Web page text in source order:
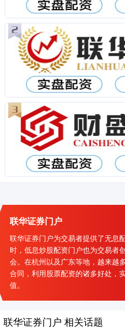
联华证券门户
联华证券门户为交易者提供了无息
时，低息炒股配资门户也为交易者
会。在杭州以及广东等地，越来越
合同，利用股票配资的诸多好处，
值。
联华证券门户 相关话题